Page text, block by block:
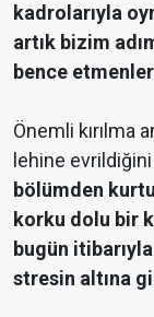
kadrolarıyla
artık bizim
bence
Önemli kırılma
lehine
bölümden
korku dolu bir
bugün
stresin altına